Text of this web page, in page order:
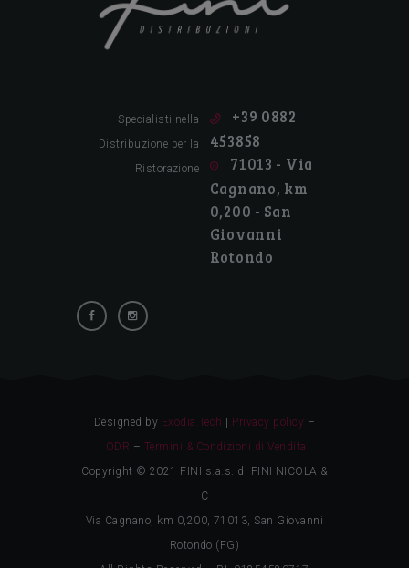
+39 0882
453858
71013 - Via
Cagnano, km
0,200 - San
Giovanni
Rotondo
Specialisti nella
Distribuzione per la
Ristorazione
Designed by Exodia.Tech | Privacy policy –
ODR – Termini & Condizioni di Vendita
Copyright © 2021 FINI s.a.s. di FINI NICOLA &
C
Via Cagnano, km 0,200, 71013, San Giovanni
Rotondo (FG)